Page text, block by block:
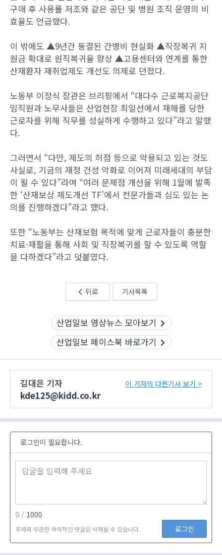
구매 후 사용률 저조와 같은 공단 및 병원 조직 운영의 비
효율도 언급했다.
이 밖에도 ▲9년간 동결된 간병비 현실화 ▲직장복귀 지
원금 확대로 원직복귀율 향상 ▲고용센터와 연계를 통한
산재환자 재취업제도 개선도 의제로 던졌다.
노동부 이정식 장관은 브리핑에서 “대다수 근로복지공단
임직원과 노무사들은 산업현장 최일선에서 재해를 당한
근로자를 위해 직무를 성실하게 수행하고 있다”라고 말했
다.
그러면서 “다만, 제도의 허점 등으로 악용되고 있는 것도
사실로, 기금의 재정 건성 악화로 이어져 미래세대의 부담
이 될 수 있다”라며 “여러 문제점 개선을 위해 1월에 발족
한 ‘산재보상 제도개선 TF’에서 전문가들과 심도 있는 논
의를 진행하겠다”라고 했다.
또한 “노동부는 산재보험 목적에 맞게 근로자들이 충분한
치료·재활을 통해 사회 및 직장복귀를 할 수 있도록 역할
을 다하겠다”라고 덧붙였다.
뒤로 기사목록
산업일보 영상뉴스 모아보기
산업일보 페이스북 바로가기
김대은 기자
kde125@kidd.co.kr
이 기자의 다른기사 보기 >
로그인이 필요합니다.
0 / 1000
주제와 무관한 악의적인 댓글은 삭제될 수 있습니다. 로그인